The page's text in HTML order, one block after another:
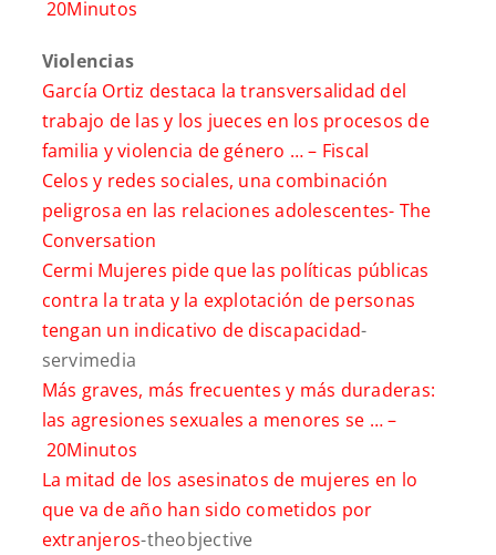
20Minutos
Violencias
García Ortiz destaca la transversalidad del
trabajo de las y los jueces en los procesos de
familia y violencia de género … – Fiscal
Celos y redes sociales, una combinación
peligrosa en las relaciones adolescentes- The
Conversation
Cermi Mujeres pide que las políticas públicas
contra la trata y la explotación de personas
tengan un indicativo de discapacidad-
servimedia
Más graves, más frecuentes y más duraderas:
las agresiones sexuales a menores se … –
20Minutos
La mitad de los asesinatos de mujeres en lo
que va de año han sido cometidos por
extranjeros-theobjective